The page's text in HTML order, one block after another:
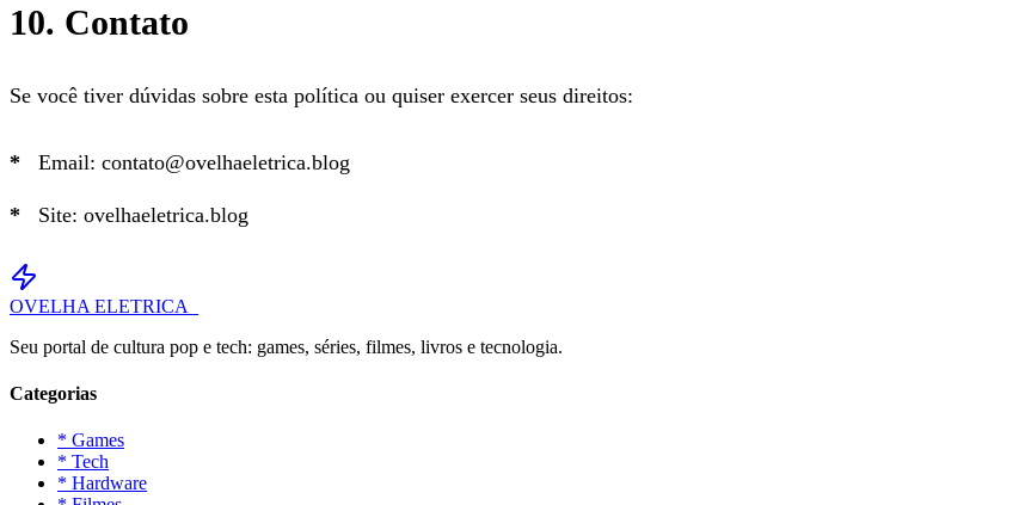
10. Contato
Se você tiver dúvidas sobre esta política ou quiser exercer seus direitos:
Email: contato@ovelhaeletrica.blog
Site: ovelhaeletrica.blog
OVELHA ELETRICA_
Seu portal de cultura pop e tech: games, séries, filmes, livros e tecnologia.
Categorias
* Games
* Tech
* Hardware